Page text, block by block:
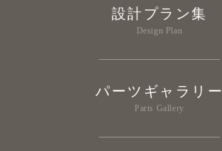
設計プラン集
Design Plan
パーツギャラリー
Parts Gallery